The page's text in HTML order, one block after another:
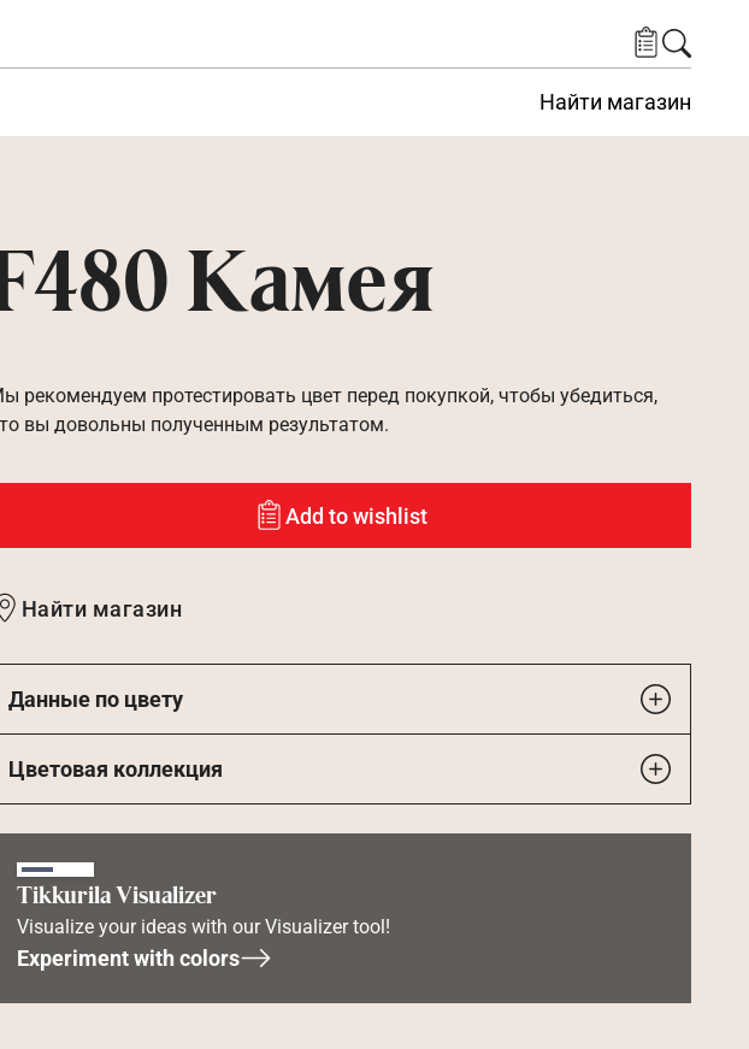
Найти магазин
Камея
рекомендуем протестировать цвет перед покупкой, чтобы убедиться,
вы довольны полученным результатом.
Add to wishlist
Найти магазин
Данные по цвету
Цветовая коллекция
Tikkurila Visualizer
Visualize your ideas with our Visualizer tool!
Experiment with colors